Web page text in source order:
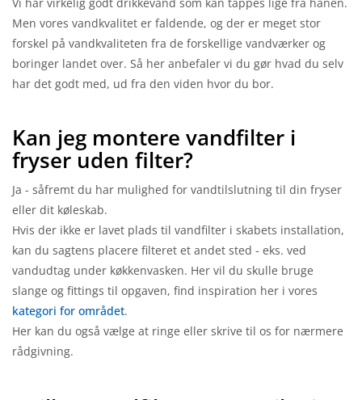
Vi har virkelig godt drikkevand som kan tappes lige fra hanen.
Men vores vandkvalitet er faldende, og der er meget stor
forskel på vandkvaliteten fra de forskellige vandværker og
boringer landet over. Så her anbefaler vi du gør hvad du selv
har det godt med, ud fra den viden hvor du bor.
Kan jeg montere vandfilter i
fryser uden filter?
Ja - såfremt du har mulighed for vandtilslutning til din fryser
eller dit køleskab.
Hvis der ikke er lavet plads til vandfilter i skabets installation,
kan du sagtens placere filteret et andet sted - eks. ved
vandudtag under køkkenvasken. Her vil du skulle bruge
slange og fittings til opgaven, find inspiration her i vores
kategori for området.
Her kan du også vælge at ringe eller skrive til os for nærmere
rådgivning.